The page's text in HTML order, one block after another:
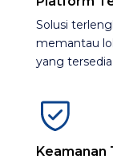
Solusi
memantau
yang
Keamanan